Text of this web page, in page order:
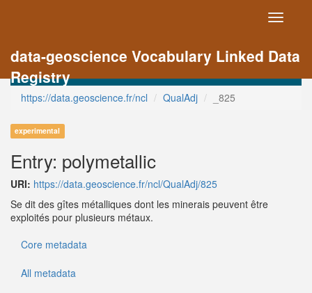
Toggle
data-geoscience Vocabulary Linked Data
Registry
https://data.geoscience.fr/ncl QualAdj _825
experimental
Entry: polymetallic
URI: https://data.geoscience.fr/ncl/QualAdj/825
Se dit des gîtes métalliques dont les minerais peuvent être
exploités pour plusieurs métaux.
Core metadata
All metadata